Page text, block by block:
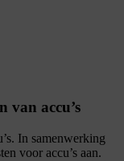
van accu’s
In samenwerking
voor accu’s aan.